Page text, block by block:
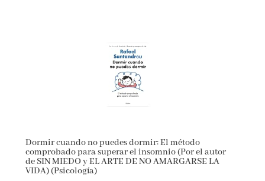
Dormir cuando no puedes dormir: El método
comprobado para superar el insomnio (Por el autor
de SIN MIEDO y EL ARTE DE NO AMARGARSE LA
VIDA) (Psicología)